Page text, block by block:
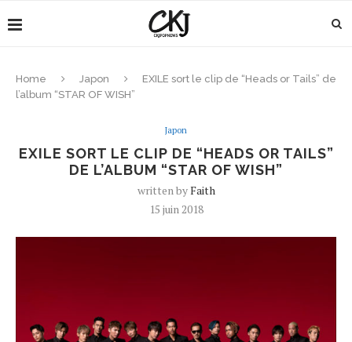
Home Japon
EXILE sort le clip de “Heads or Tails” de
l’album “STAR OF WISH”
Japon
EXILE SORT LE CLIP DE “HEADS OR TAILS”
DE L’ALBUM “STAR OF WISH”
written byFaith
15 juin 2018